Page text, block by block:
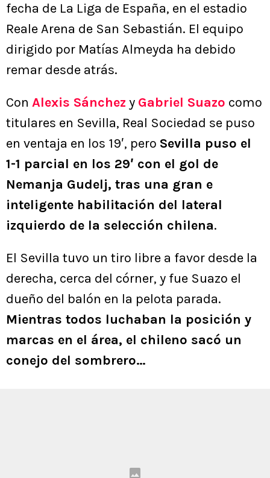
fecha de La Liga de España, en el estadio
Reale Arena de San Sebastián. El equipo
dirigido por Matías Almeyda ha debido
remar desde atrás.
Con Alexis Sánchez y Gabriel Suazo como
titulares en Sevilla, Real Sociedad se puso
en ventaja en los 19′, pero Sevilla puso el
1-1 parcial en los 29′ con el gol de
Nemanja Gudelj, tras una gran e
inteligente habilitación del lateral
izquierdo de la selección chilena.
El Sevilla tuvo un tiro libre a favor desde la
derecha, cerca del córner, y fue Suazo el
dueño del balón en la pelota parada.
Mientras todos luchaban la posición y
marcas en el área, el chileno sacó un
conejo del sombrero…